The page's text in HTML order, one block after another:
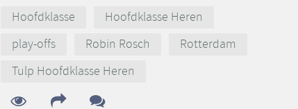
Hoofdklasse
Hoofdklasse Heren
play-offs
Robin Rosch
Rotterdam
Tulp Hoofdklasse Heren